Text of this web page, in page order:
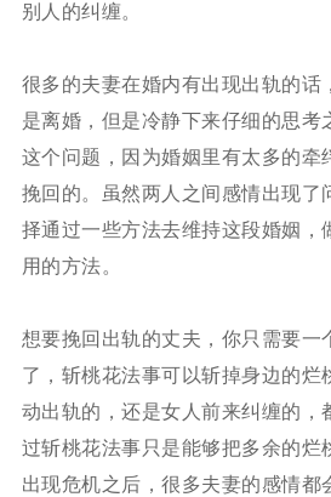
别人的纠缠。
很多的夫妻在婚内有出现出轨的话
是离婚，但是冷静下来仔细的思考
这个问题，因为婚姻里有太多的牵
挽回的。虽然两人之间感情出现了
择通过一些方法去维持这段婚姻，
用的方法。
想要挽回出轨的丈夫，你只需要一
了，斩桃花法事可以斩掉身边的烂
动出轨的，还是女人前来纠缠的，
过斩桃花法事只是能够把多余的烂
出现危机之后，很多夫妻的感情都